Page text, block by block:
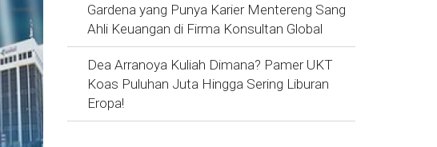
Gardena yang Punya Karier Mentereng Sang
Ahli Keuangan di Firma Konsultan Global
Dea Arranoya Kuliah Dimana? Pamer UKT
Koas Puluhan Juta Hingga Sering Liburan
Eropa!